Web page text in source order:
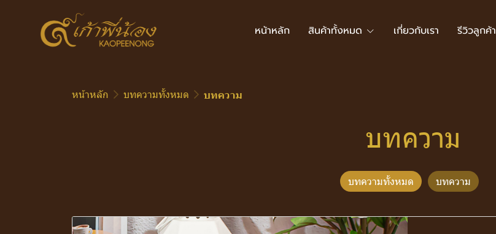
หน้าหลัก สินค้าทั้งหมด เกี่ยวกับเรา รีวิวลูกค้า
หน้าหลัก บทความทั้งหมด บทความ
บทความ
บทความทั้งหมด บทความ